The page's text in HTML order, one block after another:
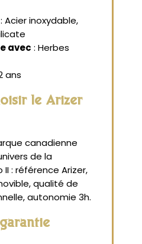
: Acier inoxydable,
avec : Herbes
ans
le Arizer
canadienne
de la
: référence Arizer,
qualité de
autonomie 3h.